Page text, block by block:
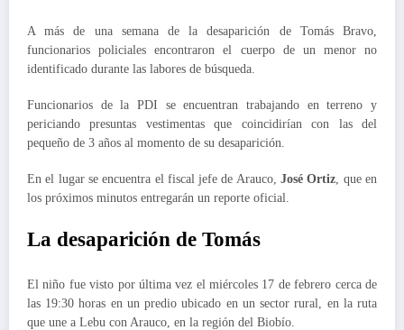
A más de una semana de la desaparición de Tomás Bravo,
funcionarios policiales encontraron el cuerpo de un menor no
identificado durante las labores de búsqueda.
Funcionarios de la PDI se encuentran trabajando en terreno y
periciando presuntas vestimentas que coincidirían con las del
pequeño de 3 años al momento de su desaparición.
En el lugar se encuentra el fiscal jefe de Arauco,José Ortiz , que en
los próximos minutos entregarán un reporte oficial.
La desaparición de Tomás
El niño fue visto por última vez el miércoles 17 de febrero cerca de
las 19:30 horas en un predio ubicado en un sector rural, en la ruta
que une a Lebu con Arauco, en la región del Biobío.